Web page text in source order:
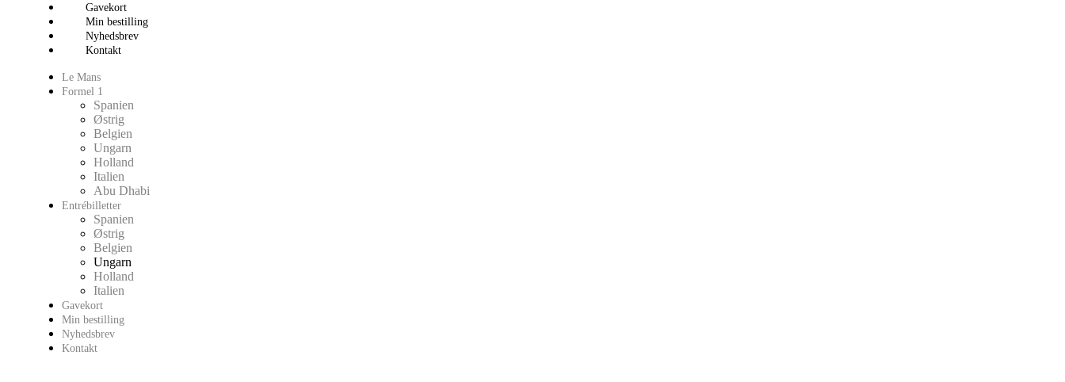
Gavekort
Min bestilling
Nyhedsbrev
Kontakt
Le Mans
Formel 1
Spanien
Østrig
Belgien
Ungarn
Holland
Italien
Abu Dhabi
Entrébilletter
Spanien
Østrig
Belgien
Ungarn
Holland
Italien
Gavekort
Min bestilling
Nyhedsbrev
Kontakt